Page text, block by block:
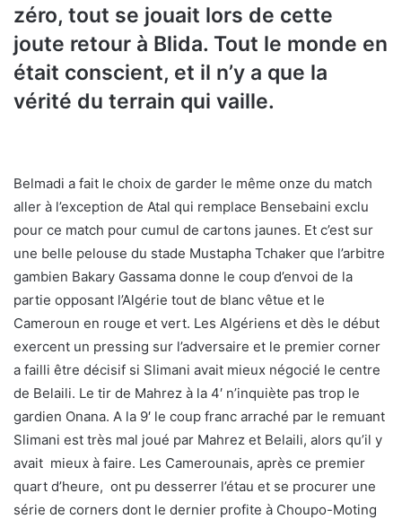
zéro, tout se jouait lors de cette
joute retour à Blida. Tout le monde en
était conscient, et il n’y a que la
vérité du terrain qui vaille.
Belmadi a fait le choix de garder le même onze du match
aller à l’exception de Atal qui remplace Bensebaini exclu
pour ce match pour cumul de cartons jaunes. Et c’est sur
une belle pelouse du stade Mustapha Tchaker que l’arbitre
gambien Bakary Gassama donne le coup d’envoi de la
partie opposant l’Algérie tout de blanc vêtue et le
Cameroun en rouge et vert. Les Algériens et dès le début
exercent un pressing sur l’adversaire et le premier corner
a failli être décisif si Slimani avait mieux négocié le centre
de Belaili. Le tir de Mahrez à la 4′ n’inquiète pas trop le
gardien Onana. A la 9′ le coup franc arraché par le remuant
Slimani est très mal joué par Mahrez et Belaili, alors qu’il y
avait mieux à faire. Les Camerounais, après ce premier
quart d’heure, ont pu desserrer l’étau et se procurer une
série de corners dont le dernier profite à Choupo-Moting